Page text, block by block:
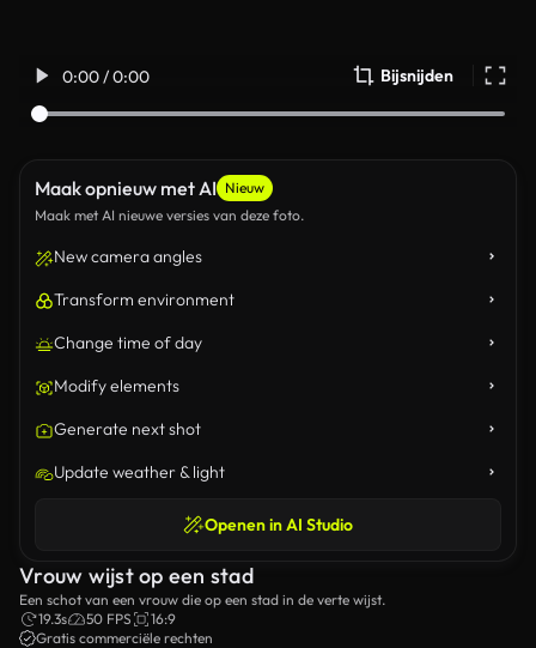
0:00 / 0:00 Bijsnijden
Maak opnieuw met AI Nieuw
Maak met AI nieuwe versies van deze foto.
New camera angles
Transform environment
Change time of day
Modify elements
Generate next shot
Update weather & light
Openen in AI Studio
Vrouw wijst op een stad
Een schot van een vrouw die op een stad in de verte wijst.
19.3s
50 FPS
16:9
Gratis commerciële rechten